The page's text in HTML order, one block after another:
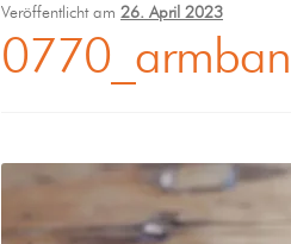
Veröffentlicht am26. April 2023